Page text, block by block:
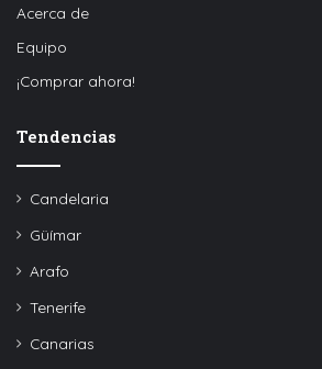
Acerca de
Equipo
¡Comprar ahora!
Tendencias
Candelaria
Güímar
Arafo
Tenerife
Canarias